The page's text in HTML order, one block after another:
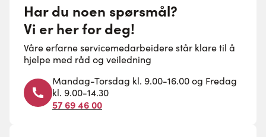
Har du noen spørsmål?
Vi er her for deg!
Våre erfarne servicemedarbeidere står klare til å
hjelpe med råd og veiledning
Mandag-Torsdag kl. 9.00-16.00 og Fredag
kl. 9.00-14.30
57 69 46 00